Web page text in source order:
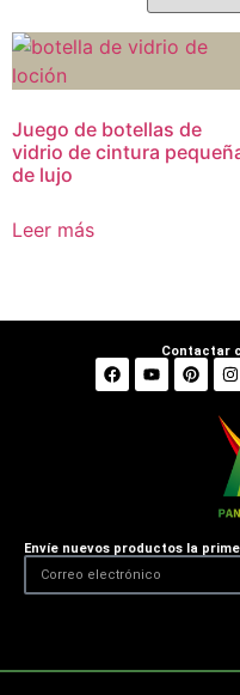
Juego de botellas de
vidrio de cintura
de lujo
Leer más
Contactar
Envíe nuevos productos la